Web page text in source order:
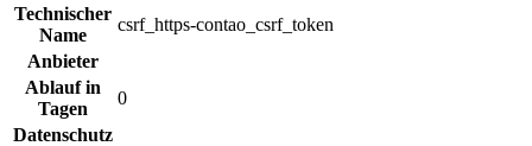
Technischer
Name
csrf_https-contao_csrf_token
Anbieter
Ablauf in
Tagen
0
Datenschutz